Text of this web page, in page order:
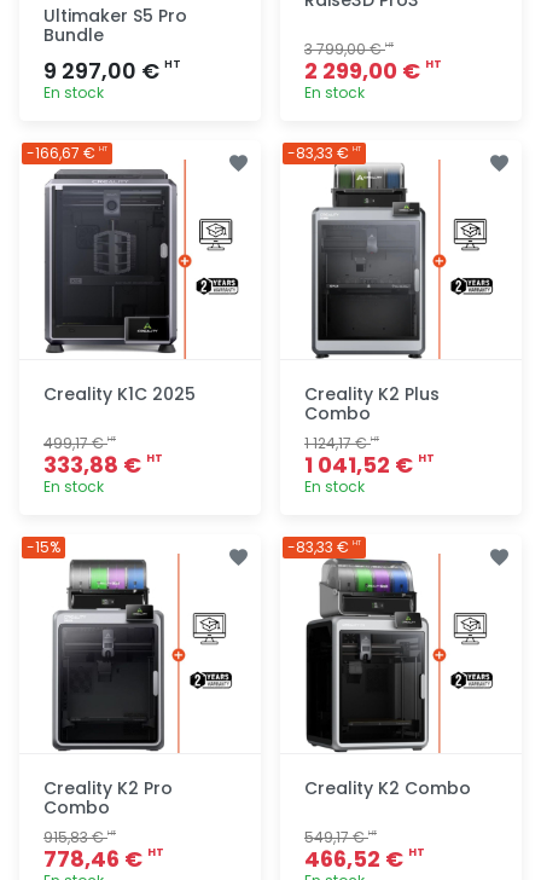
Ultimaker S5 Pro
Bundle
9 297,00 € HT
En stock
rapide
3 799,00 €HT
2 299,00 € HT
En stock
rapide
Creality K1C 2025
499,17 €HT
333,88 € HT
En stock
rapide
-166,67 € HT
Creality K2 Plus
Combo
1 124,17 €HT
1 041,52 € HT
En stock
rapide
-83,33 € HT
Creality K2 Pro
Combo
915,83 €HT
778,46 € HT
-15%
Creality K2 Combo
549,17 €HT
466,52 € HT
-83,33 € HT